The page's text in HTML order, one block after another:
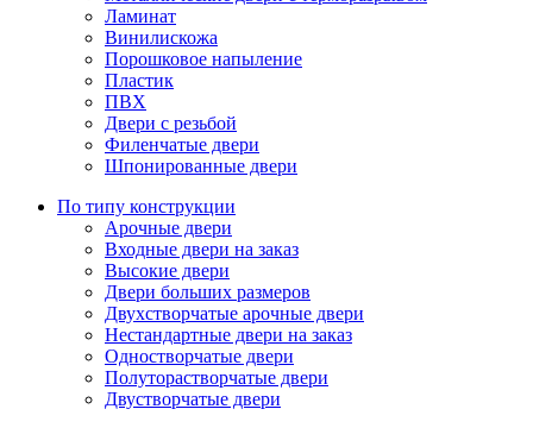
Ламинат
Винилискожа
Порошковое напыление
Пластик
ПВХ
Двери с резьбой
Филенчатые двери
Шпонированные двери
По типу конструкции
Арочные двери
Входные двери на заказ
Высокие двери
Двери больших размеров
Двухстворчатые арочные двери
Нестандартные двери на заказ
Одностворчатые двери
Полуторастворчатые двери
Двустворчатые двери